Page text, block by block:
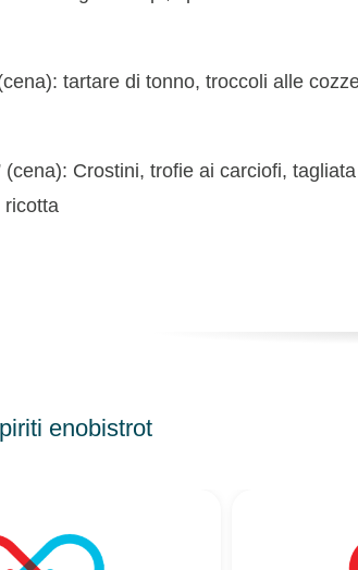
(cena): tartare di tonno, troccoli alle
(cena): Crostini, trofie ai carciofi,
ricotta
enobistrot